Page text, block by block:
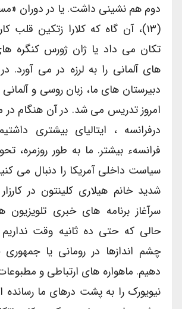
دوم هم نشینی داشت. یا در دوران
(۱۳)، آن گاه که کلارا زتکین قلب
تکان می داد یا ژان ژورس کنگره
دبیرستان های ما، زبان روسی و آلمانی
امروز تدریس می شد. در آن هنگام در
درفرانسه ، ایتالیای بیشتری داشتیم
فرانسهء بیشتر. ما به طور روزمره،
سیاست داخلی آمریکا را دنبال می
شدید خانم هیلاری کلینتون در کارزار
سرآغاز برنامه های خبری تلویزیون
حالی که حتی ده ثانیه وقت نداریم
چشم اندازها در رومانی یا
دهیم. ماهواره های ارتباطی و
نیویورک را به پشت درهای ما رسانده